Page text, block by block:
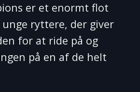
er et enormt flot
ryttere, der giver
for at ride på og
på en af de helt